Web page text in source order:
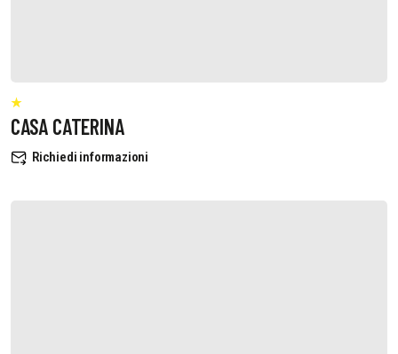
CASA CATERINA
Richiedi informazioni